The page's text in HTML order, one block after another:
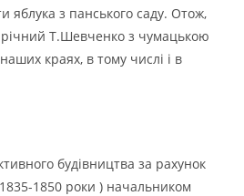
яблука з панського саду. Отож,
Т.Шевченко з чумацькою
краях, в тому числi i в
будiвництва за рахунок
1850 роки ) начальником